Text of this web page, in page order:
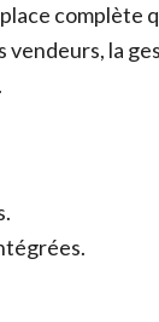
complète
la